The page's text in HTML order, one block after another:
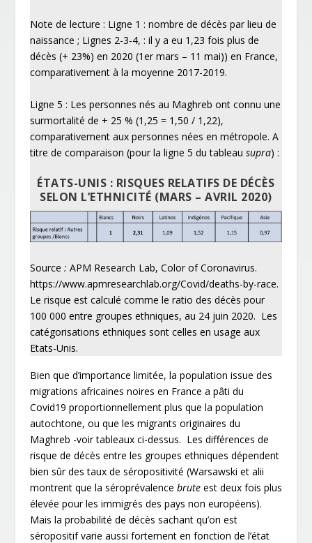
Note de lecture : Ligne 1 : nombre de décès par lieu de
naissance ; Lignes 2-3-4, : il y a eu 1,23 fois plus de
décès (+ 23%) en 2020 (1ermars – 11 mai)) en France,
comparativement à la moyenne 2017-2019.
Ligne 5 : Les personnes nés au Maghreb ont connu une
surmortalité de + 25 % (1,25 = 1,50 / 1,22),
comparativement aux personnes nées en métropole. A
titre de comparaison (pour la ligne 5 du tableau supra) :
ÉTATS-UNIS : RISQUES RELATIFS DE DÉCÈS
SELON L’ETHNICITÉ (MARS – AVRIL 2020)
Source : APM Research Lab, Color of Coronavirus.
https://www.apmresearchlab.org/Covid/deaths-by-race.
Le risque est calculé comme le ratio des décès pour
100 000 entre groupes ethniques, au 24 juin 2020. Les
catégorisations ethniques sont celles en usage aux
Etats-Unis.
Bien que d’importance limitée, la population issue des
migrations africaines noires en France a pâti du
Covid19 proportionnellement plus que la population
autochtone, ou que les migrants originaires du
Maghreb -voir tableaux ci-dessus. Les différences de
risque de décès entre les groupes ethniques dépendent
bien sûr des taux de séropositivité (Warsawski et alii
montrent que la séroprévalence brute est deux fois plus
élevée pour les immigrés des pays non européens).
Mais la probabilité de décès sachant qu’on est
séropositif varie aussi fortement en fonction de l’état